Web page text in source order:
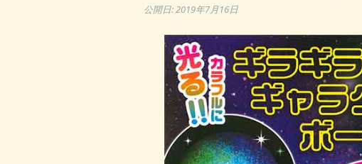
公開日:2019年7月16日